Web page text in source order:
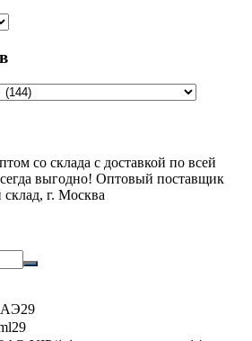
со склада с доставкой по всей
выгодно! Оптовый поставщик
г. Москва
29
29